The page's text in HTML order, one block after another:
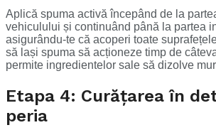
Aplică spuma activă începând de la
vehiculului și continuând până la partea
asigurându-te că acoperi toate
să lași spuma să acționeze timp de
permite ingredientelor sale să dizolve
Etapa 4: Curățarea în
peria